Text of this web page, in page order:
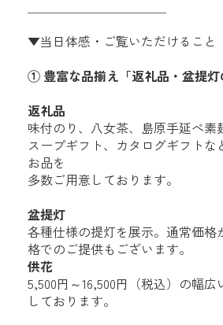
▼当日体感・ご覧いただけること
① 豊富な品揃え「返礼品・盆提灯
返礼品
味付のり、八女茶、島原手延べ素
スープギフト、カタログギフトな
お品を
多数ご用意しております。
盆提灯
各種仕様の提灯を展示。通常価格
格でのご提供もございます。
供花
5,500円～16,500円（税込）の幅
しております。